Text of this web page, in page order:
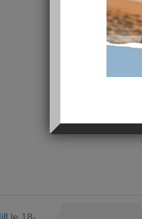
Bonjour
Ai 53 ans , J'
Je n' arrête
Je vais à la